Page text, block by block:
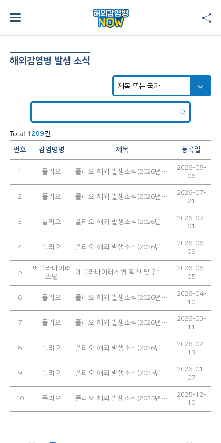
해외감염병 발생 소식
Total 1209건
번호 감염병명 제목 등록일
1 폴리오 폴리오 해외 발생소식(2026년 7월)
2026-08-
06
2 폴리오 폴리오 해외 발생소식(2026년 6월)
2026-07-
21
3 폴리오 폴리오 해외 발생소식(2026년 5월)
2026-07-
01
4 폴리오 폴리오 해외 발생소식(2026년 4월)
2026-06-
09
5
에볼라바이러
스병
에볼라바이러스병 확산 및 감염 예방을 위한 안내
2026-06-
05
6 폴리오 폴리오 해외 발생소식(2026년 3월)
2026-04-
10
7 폴리오 폴리오 해외 발생소식(2026년 2월)
2026-03-
11
8 폴리오 폴리오 해외 발생소식(2026년 1월)
2026-02-
13
9 폴리오 폴리오 해외 발생소식(2025년 12월)
2026-01-
07
10 폴리오 폴리오 해외 발생소식(2025년 11월)
2025-12-
10